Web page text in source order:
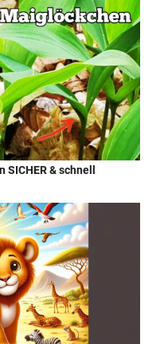
& schnell